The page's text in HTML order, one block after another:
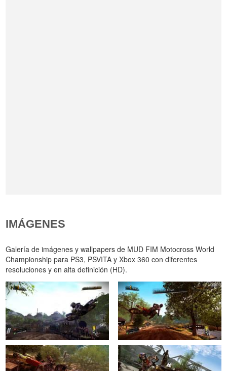
IMÁGENES
Galería de imágenes y wallpapers de MUD FIM Motocross World
Championship para PS3, PSVITA y Xbox 360 con diferentes
resoluciones y en alta definición (HD).